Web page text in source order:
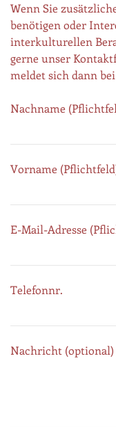
Wenn Sie
benötigen oder
interkulturellen
gerne unser
meldet sich dann
Nachname
Vorname
E-Mail-Adresse
Telefonnr.
Nachricht (optional)